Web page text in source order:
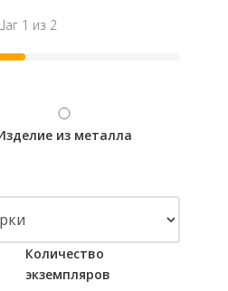
1 из 2
из металла
Количество
экземпляров